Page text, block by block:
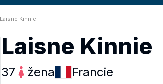
Laisne Kinnie
Laisne Kinnie
37 žena Francie